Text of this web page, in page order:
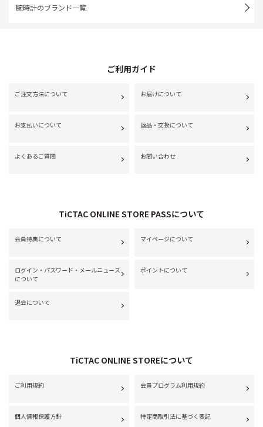
腕時計のブランド一覧
ご利用ガイド
ご注文方法について お届けについて
お支払いについて 返品・交換について
よくあるご質問 お問い合わせ
TiCTAC ONLINE STORE PASSについて
会員特典について マイページについて
ログイン・パスワード・メールニュース
について
ポイントについて
退会について
TiCTAC ONLINE STOREについて
ご利用規約 会員プログラム利用規約
個人情報保護方針 特定商取引法に基づく表記